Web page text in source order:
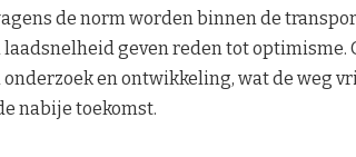
de norm worden binnen de
geven reden tot optimisme.
en ontwikkeling, wat de weg
nabije toekomst.